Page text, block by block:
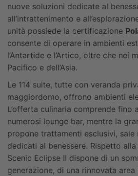
nuove soluzioni dedicate al
all’intrattenimento e
unità possiede la certificazione
consente di operare in ambienti
l’Antartide e l’Artico, oltre che nei
Pacifico e dell’Asia.
Le 114 suite, tutte con veranda
maggiordomo, offrono ambienti
L’offerta culinaria comprende fino
numerosi lounge bar, mentre la
propone trattamenti esclusivi, sale
dedicati al benessere. Rispetto
Scenic Eclipse II dispone di un
generazione, di una rinnovata area